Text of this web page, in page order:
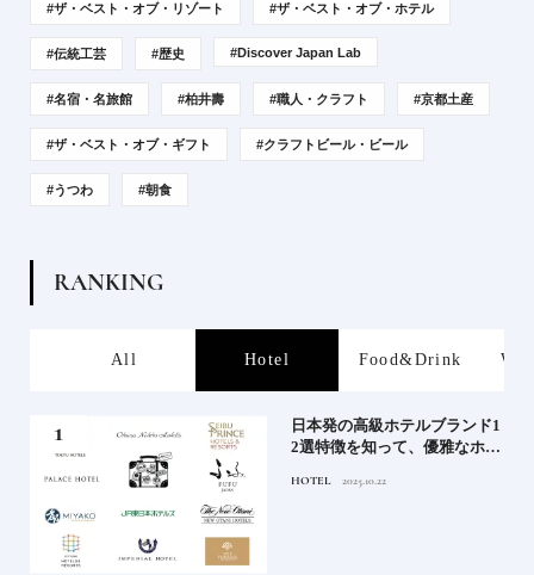
#ザ・ベスト・オブ・リゾート #ザ・ベスト・オブ・ホテル
#伝統工芸 #歴史 #Discover Japan Lab
#名宿・名旅館 #柏井壽 #職人・クラフト #京都土産
#ザ・ベスト・オブ・ギフト #クラフトビール・ビール
#うつわ #朝食
RANKING
All Hotel Food&Drink
日本発の高級ホテルブランド1
2選特徴を知って、優雅なホテ
ンド大解剖①
HOTEL 2025.10.22